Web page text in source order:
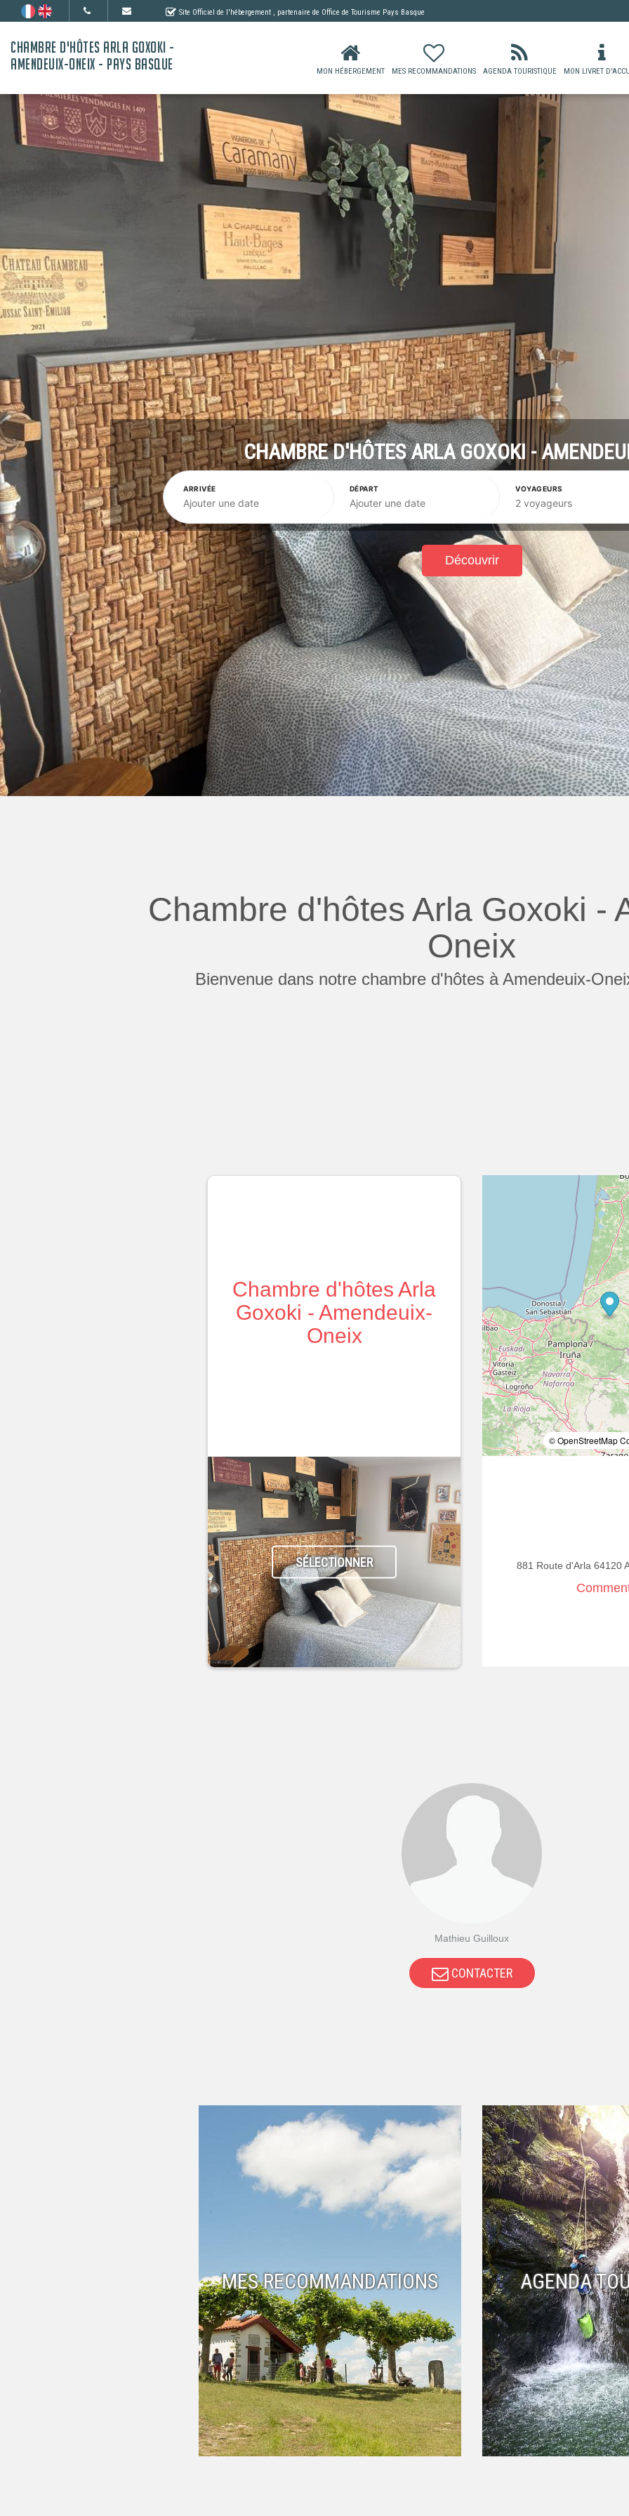
Site Officiel de l'hébergement , partenaire de Office de Tourisme Pays Basque
CHAMBRE D'HÔTES ARLA GOXOKI -
AMENDEUIX-ONEIX - PAYS BASQUE
MON HÉBERGEMENT MES RECOMMANDATIONS AGENDA TOURISTIQUE MON LIVRET
CHAMBRE D'HÔTES ARLA GOXOKI -
ARRIVÉE
Ajouter une date
DÉPART
Ajouter une date
VOYAGEURS
2 voyageurs
Découvrir
Chambre d'hôtes Arla Goxoki -
Oneix
Bienvenue dans notre chambre d'hôtes à Amendeuix-
Chambre d'hôtes Arla
Goxoki - Amendeuix-
Oneix
SÉLECTIONNER
© OpenStreetMap
881 Route d'Arla 64120
Mathieu Guilloux
CONTACTER
MES RECOMMANDATIONS AGENDA